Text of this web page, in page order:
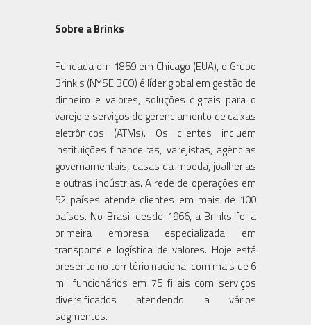
Sobre a Brinks
Fundada em 1859 em Chicago (EUA), o Grupo
Brink's (NYSE:BCO) é líder global em gestão de
dinheiro e valores, soluções digitais para o
varejo e serviços de gerenciamento de caixas
eletrônicos (ATMs). Os clientes incluem
instituições financeiras, varejistas, agências
governamentais, casas da moeda, joalherias
e outras indústrias. A rede de operações em
52 países atende clientes em mais de 100
países. No Brasil desde 1966, a Brinks foi a
primeira empresa especializada em
transporte e logística de valores. Hoje está
presente no território nacional com mais de 6
mil funcionários em 75 filiais com serviços
diversificados atendendo a vários
segmentos.